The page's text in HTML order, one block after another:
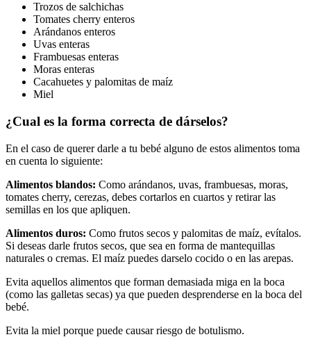
Trozos de salchichas
Tomates cherry enteros
Arándanos enteros
Uvas enteras
Frambuesas enteras
Moras enteras
Cacahuetes y palomitas de maíz
Miel
¿Cual es la forma correcta de dárselos?
En el caso de querer darle a tu bebé alguno de estos alimentos toma
en cuenta lo siguiente:
Alimentos blandos: Como arándanos, uvas, frambuesas, moras,
tomates cherry, cerezas, debes cortarlos en cuartos y retirar las
semillas en los que apliquen.
Alimentos duros: Como frutos secos y palomitas de maíz, evítalos.
Si deseas darle frutos secos, que sea en forma de mantequillas
naturales o cremas. El maíz puedes darselo cocido o en las arepas.
Evita aquellos alimentos que forman demasiada miga en la boca
(como las galletas secas) ya que pueden desprenderse en la boca del
bebé.
Evita la miel porque puede causar riesgo de botulismo.